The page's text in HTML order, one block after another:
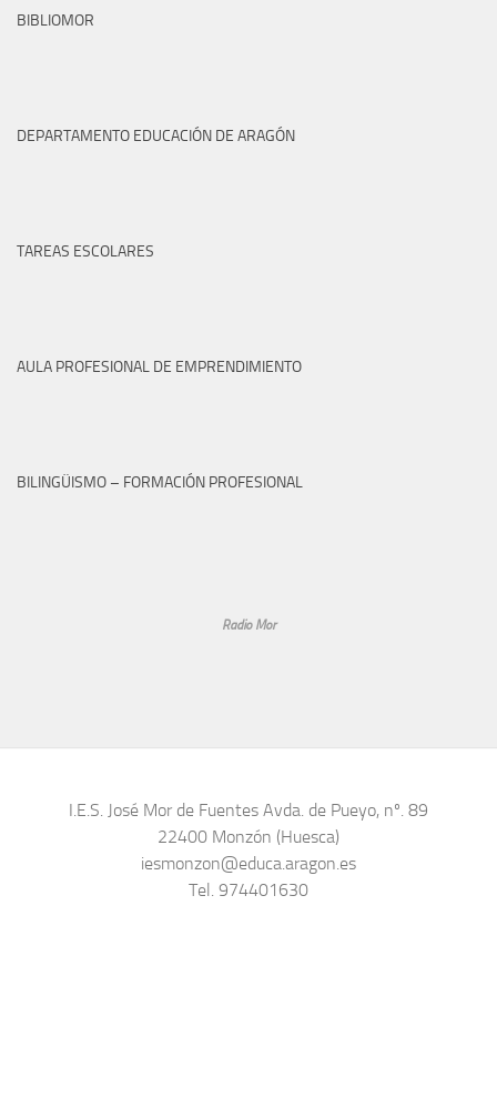
BIBLIOMOR
DEPARTAMENTO EDUCACIÓN DE ARAGÓN
TAREAS ESCOLARES
AULA PROFESIONAL DE EMPRENDIMIENTO
BILINGÜISMO – FORMACIÓN PROFESIONAL
Radio Mor
I.E.S. José Mor de Fuentes Avda. de Pueyo, nº. 89
22400 Monzón (Huesca)
iesmonzon@educa.aragon.es
Tel. 974401630